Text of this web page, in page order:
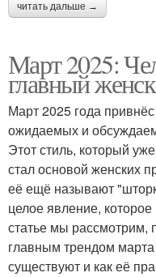
читать дальше →
Март 2025:
главный
Март 2025 года
ожидаемых и
Этот стиль, который
стал основой женских
её ещё называют
целое явление,
статье мы рассмотрим,
главным трендом
существуют и как её